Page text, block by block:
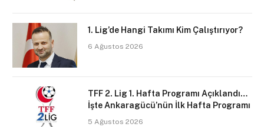
1. Lig’de Hangi Takımı Kim Çalıştırıyor?
6 Ağustos 2026
TFF 2. Lig 1. Hafta Programı Açıklandı…
İşte Ankaragücü’nün İlk Hafta Programı
5 Ağustos 2026